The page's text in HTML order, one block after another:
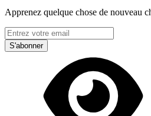
Apprenez quelque chose de nouveau
S'abonner